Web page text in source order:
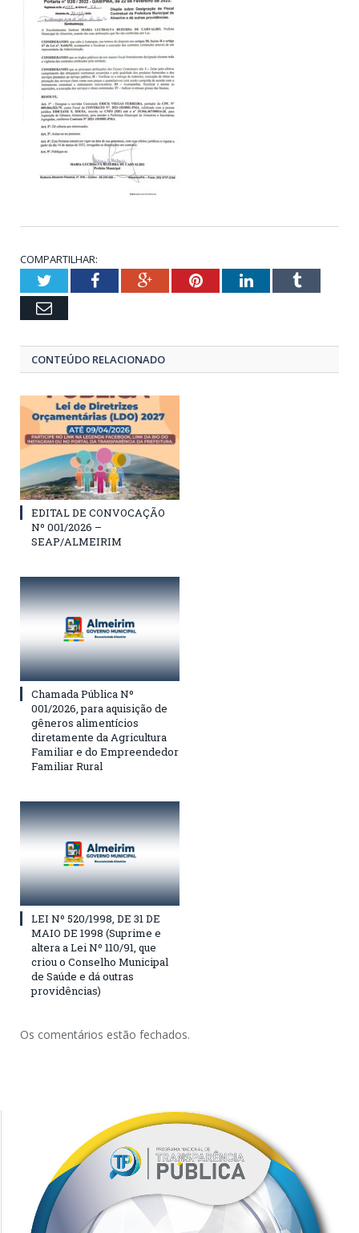
COMPARTILHAR:
TwitterFacebookGoogle+PinterestLinkedInTumblr
Email
CONTEÚDO RELACIONADO
EDITAL DE CONVOCAÇÃO
Nº 001/2026 –
SEAP/ALMEIRIM
Chamada Pública Nº
001/2026, para aquisição de
gêneros alimentícios
diretamente da Agricultura
Familiar e do Empreendedor
Familiar Rural
LEI Nº 520/1998, DE 31 DE
MAIO DE 1998 (Suprime e
altera a Lei Nº 110/91, que
criou o Conselho Municipal
de Saúde e dá outras
providências)
Os comentários estão fechados.